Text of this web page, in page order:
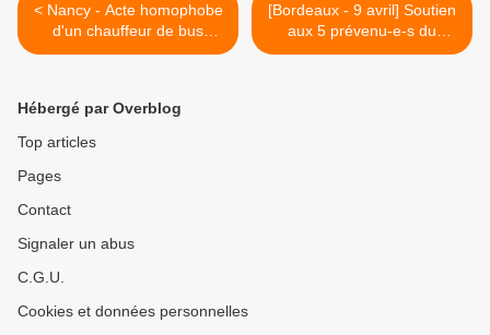
< Nancy - Acte homophobe
d'un chauffeur de bus
contre une lycéenne
[Bordeaux - 9 avril] Soutien
aux 5 prévenu-e-s du
D.A.L33 >
Hébergé par Overblog
Top articles
Pages
Contact
Signaler un abus
C.G.U.
Cookies et données personnelles